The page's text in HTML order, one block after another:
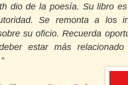
dio de la poesía. Su libro
Se remonta a los
su oficio. Recuerda
estar más